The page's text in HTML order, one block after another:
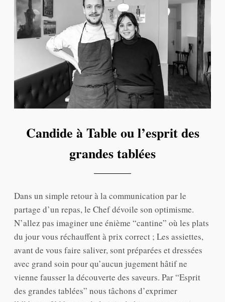
Candide à Table ou l’esprit des
grandes tablées
Dans un simple retour à la communication par le
partage d’un repas, le Chef dévoile son optimisme.
N’allez pas imaginer une énième “cantine” où les plats
du jour vous réchauffent à prix correct ; Les assiettes,
avant de vous faire saliver, sont préparées et dressées
avec grand soin pour qu’aucun jugement hâtif ne
vienne fausser la découverte des saveurs. Par “Esprit
des grandes tablées” nous tâchons d’exprimer